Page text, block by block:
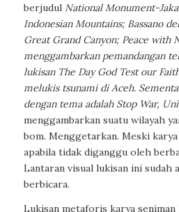
berjudul National Monument-
Indonesian Mountains; Bassano
Great Grand Canyon; Peace with
menggambarkan pemandangan
lukisan The Day God Test our
melukis tsunami di Aceh.
dengan tema adalah Stop War,
menggambarkan suatu wilayah
bom. Menggetarkan. Meski
apabila tidak diganggu oleh
Lantaran visual lukisan ini sudah
berbicara.
Lukisan metaforis karya seniman